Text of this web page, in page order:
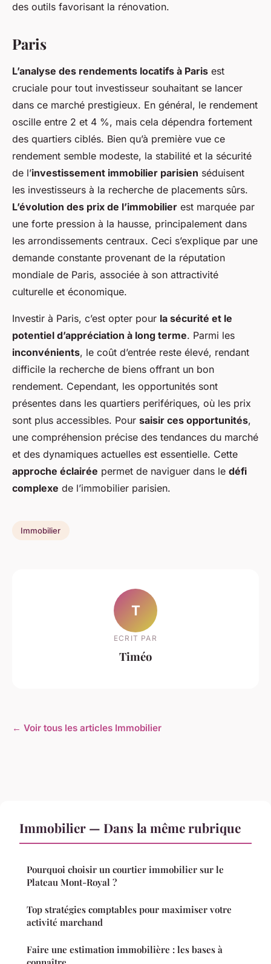
des outils favorisant la rénovation.
Paris
L’analyse des rendements locatifs à Paris est
cruciale pour tout investisseur souhaitant se lancer
dans ce marché prestigieux. En général, le rendement
oscille entre 2 et 4 %, mais cela dépendra fortement
des quartiers ciblés. Bien qu’à première vue ce
rendement semble modeste, la stabilité et la sécurité
de l’investissement immobilier parisien séduisent
les investisseurs à la recherche de placements sûrs.
L’évolution des prix de l’immobilier est marquée par
une forte pression à la hausse, principalement dans
les arrondissements centraux. Ceci s’explique par une
demande constante provenant de la réputation
mondiale de Paris, associée à son attractivité
culturelle et économique.
Investir à Paris, c’est opter pour la sécurité et le
potentiel d’appréciation à long terme. Parmi les
inconvénients, le coût d’entrée reste élevé, rendant
difficile la recherche de biens offrant un bon
rendement. Cependant, les opportunités sont
présentes dans les quartiers perifériques, où les prix
sont plus accessibles. Pour saisir ces opportunités,
une compréhension précise des tendances du marché
et des dynamiques actuelles est essentielle. Cette
approche éclairée permet de naviguer dans le défi
complexe de l’immobilier parisien.
Immobilier
T
ECRIT PAR
Timéo
← Voir tous les articles Immobilier
Immobilier — Dans la même rubrique
Pourquoi choisir un courtier immobilier sur le
Plateau Mont-Royal ?
Top stratégies comptables pour maximiser votre
activité marchand
Faire une estimation immobilière : les bases à